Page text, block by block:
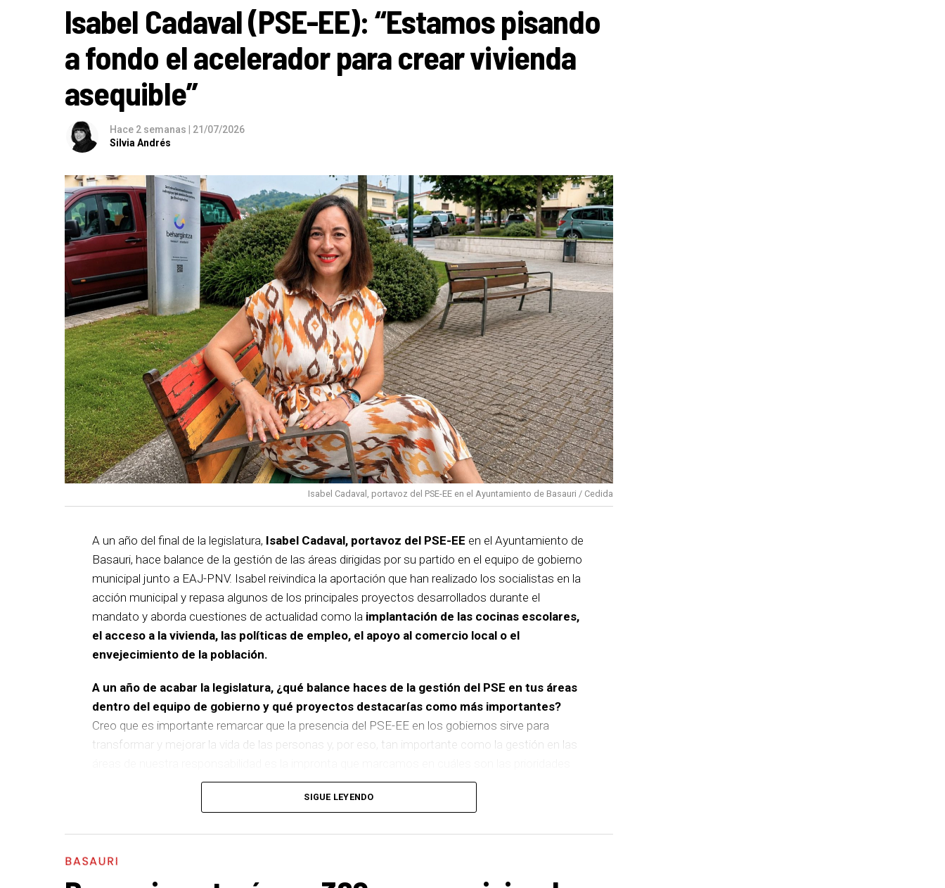
Isabel Cadaval (PSE-EE): “Estamos pisando
a fondo el acelerador para crear vivienda
asequible”
Hace 2 semanas | 21/07/2026
Silvia Andrés
Isabel Cadaval, portavoz del PSE-EE en el Ayuntamiento de Basauri / Cedida
A un año del final de la legislatura, Isabel Cadaval, portavoz del PSE-EE en el Ayuntamiento de
Basauri, hace balance de la gestión de las áreas dirigidas por su partido en el equipo de gobierno
municipal junto a EAJ-PNV. Isabel reivindica la aportación que han realizado los socialistas en la
acción municipal y repasa algunos de los principales proyectos desarrollados durante el
mandato y aborda cuestiones de actualidad como la implantación de las cocinas escolares,
el acceso a la vivienda, las políticas de empleo, el apoyo al comercio local o el
envejecimiento de la población.
A un año de acabar la legislatura, ¿qué balance haces de la gestión del PSE en tus áreas
dentro del equipo de gobierno y qué proyectos destacarías como más importantes?
Creo que es importante remarcar que la presencia del PSE-EE en los gobiernos sirve para
transformar y mejorar la vida de las personas y, por eso, tan importante como la gestión en las
del equipo de gobierno.
En ese sentido, destacaría la construcción decinco ascensores para garantizar la accesibilidad
entre El Kalero y Basozelai. Es una actuación que transformará la movilidad y la accesibilidad de
los vecinos y vecinas de esa zona y que simboliza muy bien el Basauri por el que trabajamos:
SIGUE LEYENDO
BASAURI